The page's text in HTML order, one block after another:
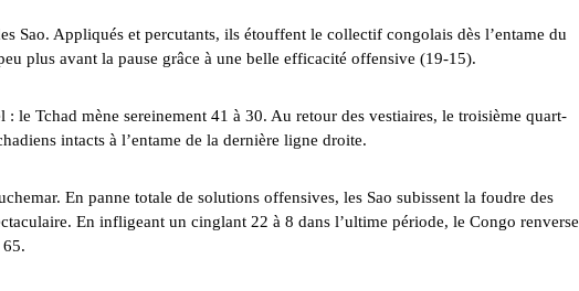
Sao. Appliqués et percutants, ils étouffent le collectif congolais dès l’entame du
plus avant la pause grâce à une belle efficacité offensive (19-15).
: le Tchad mène sereinement 41 à 30. Au retour des vestiaires, le troisième quart-
intacts à l’entame de la dernière ligne droite.
En panne totale de solutions offensives, les Sao subissent la foudre des
En infligeant un cinglant 22 à 8 dans l’ultime période, le Congo renverse